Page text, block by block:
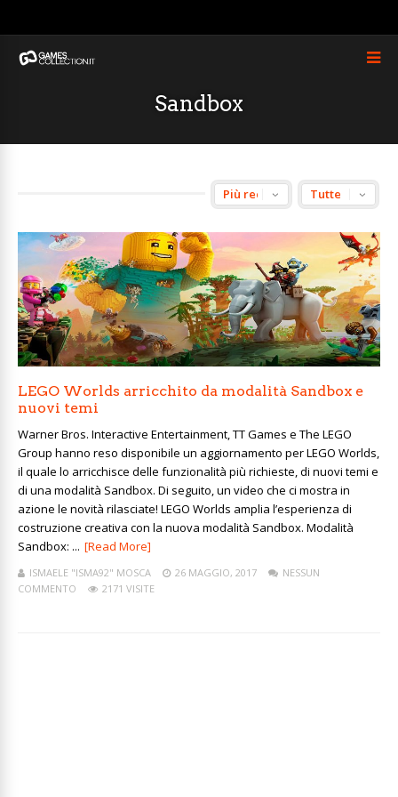
Sandbox
LEGO Worlds arricchito da modalità Sandbox e
nuovi temi
Warner Bros. Interactive Entertainment, TT Games e The LEGO
Group hanno reso disponibile un aggiornamento per LEGO Worlds,
il quale lo arricchisce delle funzionalità più richieste, di nuovi temi e
di una modalità Sandbox. Di seguito, un video che ci mostra in
azione le novità rilasciate! LEGO Worlds amplia l’esperienza di
costruzione creativa con la nuova modalità Sandbox. Modalità
Sandbox: ... [Read More]
ISMAELE "ISMA92" MOSCA 26 MAGGIO, 2017
NESSUN
COMMENTO
2171 VISITE